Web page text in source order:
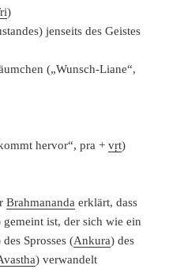
)
jenseits des Geistes
(„Wunsch-Liane“,
hervor“, pra +vṛt)
Brahmananda erklärt, dass
gemeint ist, der sich wie ein
des Sprosses (Ankura) des
) verwandelt